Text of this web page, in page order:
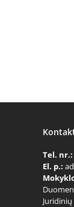
Tel. nr.:
El. p.: